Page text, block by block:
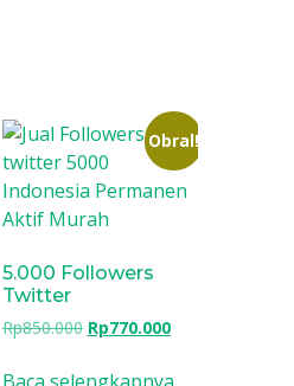
Obral!
5.000 Followers
Twitter
Rp850.000 Harga
adalah:
Rp770.000Harga
ini